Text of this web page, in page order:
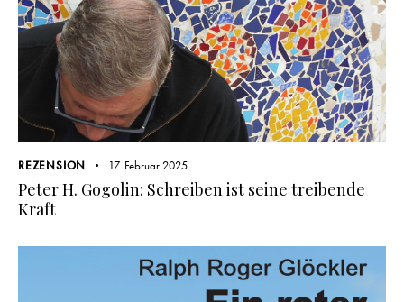
REZENSION 17. Februar 2025
Peter H. Gogolin: Schreiben ist seine treibende
Kraft